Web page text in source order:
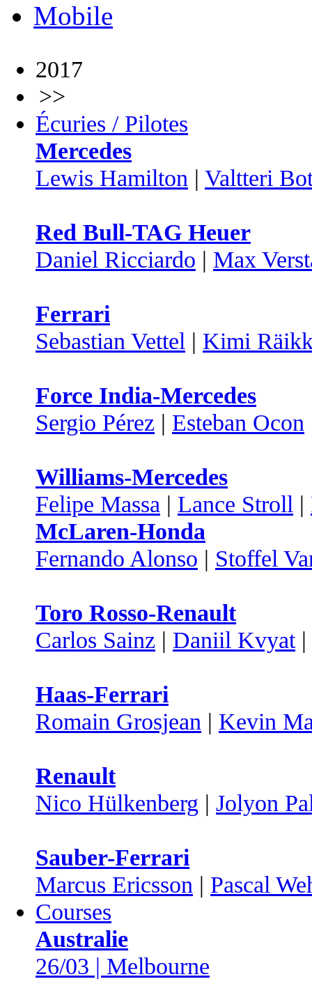
Mobile
2017
>>
Écuries / Pilotes
Mercedes
Lewis Hamilton | Valtteri
Red Bull-TAG Heuer
Daniel Ricciardo | Max
Ferrari
Sebastian Vettel | Kimi
Force India-Mercedes
Sergio Pérez | Esteban Ocon
Williams-Mercedes
Felipe Massa | Lance Stroll |
McLaren-Honda
Fernando Alonso | Stoffel
Toro Rosso-Renault
Carlos Sainz | Daniil Kvyat|
Haas-Ferrari
Romain Grosjean | Kevin
Renault
Nico Hülkenberg | Jolyon
Sauber-Ferrari
Marcus Ericsson | Pascal
Courses
Australie
26/03 | Melbourne